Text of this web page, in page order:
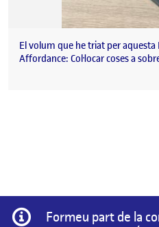
El volum que he triat per aquesta
Affordance: Col·locar coses a
Informació
Formeu part de la